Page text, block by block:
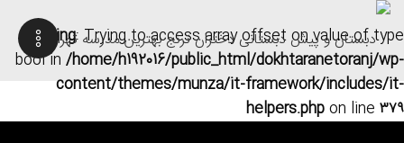
Warning: Trying to access array offset on value of type
bool in /home/h192016/public_html/dokhtaranetoranj/wp-
content/themes/munza/it-framework/includes/it-
helpers.phpon line ۳۷۹